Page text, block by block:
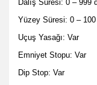
Dalış Süresi: 0 – 999
Yüzey Süresi: 0 –
Uçuş Yasağı:
Emniyet Stopu:
Dip Stop: Var